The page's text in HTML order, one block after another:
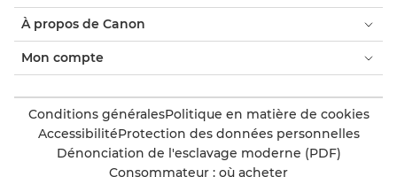
À propos de Canon
Mon compte
Conditions généralesPolitique en matière de cookies
AccessibilitéProtection des données personnelles
Dénonciation de l'esclavage moderne (PDF)
Consommateur : où acheter